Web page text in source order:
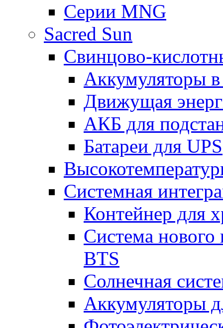
Серии MNG
Sacred Sun
Свинцово-
Аккумуляторы
Движущая
АКБ для
Батареи для UPS
Системная
Контейнер для
Система нового
BTS
Солнечная
Аккумуляторы